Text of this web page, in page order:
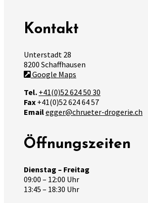
Kontakt
Unterstadt 28
8200 Schaffhausen
Google Maps
Tel. +41(0)52 624 50 30
Fax +41(0)52 624 64 57
Emailegger@chrueter-drogerie.ch
Öffnungszeiten
Dienstag – Freitag
09:00 – 12:00 Uhr
13:45 – 18:30 Uhr